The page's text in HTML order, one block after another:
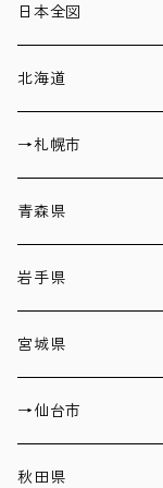
日本全図
北海道
→札幌市
青森県
岩手県
宮城県
→仙台市
秋田県